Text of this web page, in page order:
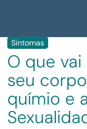
Sintomas
O que
seu
químio e